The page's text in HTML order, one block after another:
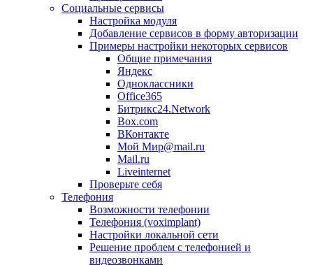
Социальные сервисы
Настройка модуля
Добавление сервисов в форму авторизации
Примеры настройки некоторых сервисов
Общие примечания
Яндекс
Одноклассники
Office365
Битрикс24.Network
Box.com
ВКонтакте
Мой Мир@mail.ru
Mail.ru
Liveinternet
Проверьте себя
Телефония
Возможности телефонии
Телефония (voximplant)
Настройки локальной сети
Решение проблем с телефонией и
видеозвонками